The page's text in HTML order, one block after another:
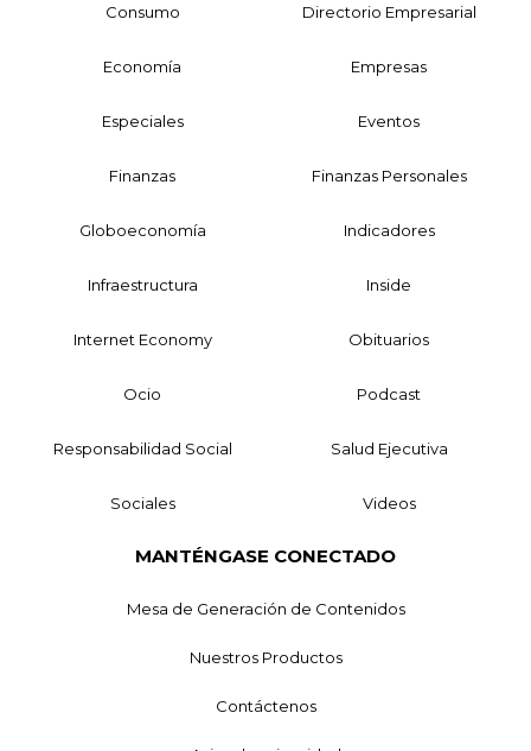
Consumo Directorio Empresarial
Economía Empresas
Especiales Eventos
Finanzas Finanzas Personales
Globoeconomía Indicadores
Infraestructura Inside
Internet Economy Obituarios
Ocio Podcast
Responsabilidad Social Salud Ejecutiva
Sociales Videos
MANTÉNGASE CONECTADO
Mesa de Generación de Contenidos
Nuestros Productos
Contáctenos